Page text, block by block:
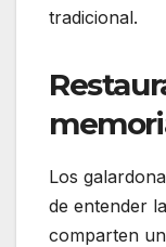
tradicional.
Los
de entender
comparten